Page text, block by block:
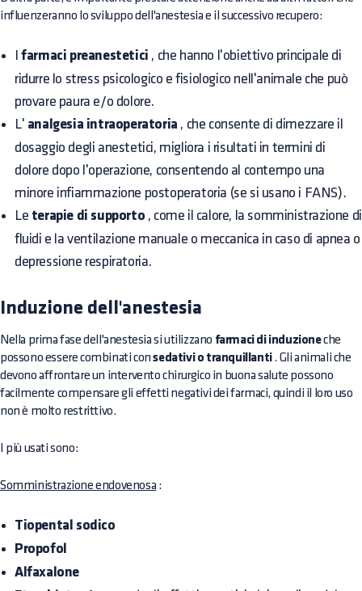
influenzeranno lo sviluppo dell'anestesia e il successivo recupero:
Ifarmaci preanestetici , che hanno l'obiettivo principale di
ridurre lo stress psicologico e fisiologico nell'animale che può
provare paura e/o dolore.
L' analgesia intraoperatoria , che consente di dimezzare il
dosaggio degli anestetici, migliora i risultati in termini di
dolore dopo l'operazione, consentendo al contempo una
minore infiammazione postoperatoria (se si usano i FANS).
Le terapie di supporto , come il calore, la somministrazione di
fluidi e la ventilazione manuale o meccanica in caso di apnea o
depressione respiratoria.
Induzione dell'anestesia
Nella prima fase dell'anestesia si utilizzano farmaci di induzioneche
possono essere combinati consedativi o tranquillanti. Gli animali che
devono affrontare un intervento chirurgico in buona salute possono
facilmente compensare gli effetti negativi dei farmaci, quindi il loro uso
non è molto restrittivo.
I più usati sono:
Somministrazione endovenosa :
Tiopental sodico
Propofol
Alfaxalone